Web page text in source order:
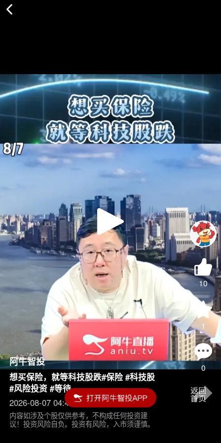
Play
Video
10
1
0
阿牛智投
想买保险，就等科技股跌#保险 #科技股
#风险投资 #等待
2026-08-07 04:45
内容如涉及个股仅供参考，不构成任何投资建
议！投资风险自负。投资有风险，入市须谨慎。